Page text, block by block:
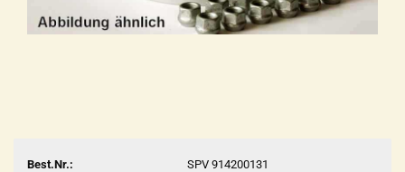
Best.Nr.:
SPV 914200131